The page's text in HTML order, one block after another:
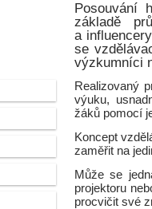
Posouvání
základě
a
se
výzkumníci
Realizovaný
výuku,
žáků pomocí
Koncept
zaměřit na
Může se
projektoru
procvičit své